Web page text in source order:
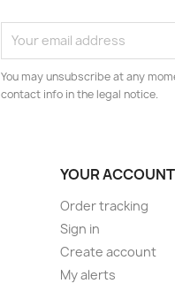
You may unsubscribe at any
contact info in the legal notice.
YOUR ACCOUNT
Order tracking
Sign in
Create account
My alerts